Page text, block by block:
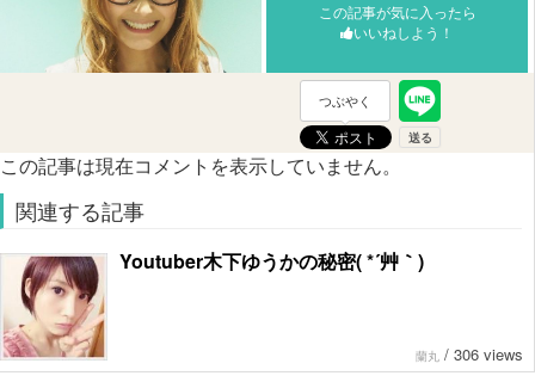
この記事が気に入ったら
いいねしよう！
つぶやく
この記事は現在コメントを表示していません。
関連する記事
Youtuber木下ゆうかの秘密( *´艸｀)
蘭丸 / 306 views